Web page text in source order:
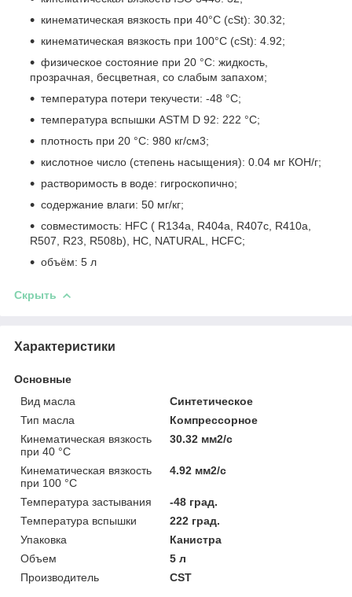
кинематическая вязкость при 40°C (cSt): 30.32;
кинематическая вязкость при 100°C (cSt): 4.92;
физическое состояние при 20 °C: жидкость,
прозрачная, бесцветная, со слабым запахом;
температура потери текучести: -48 °С;
температура вспышки ASTM D 92: 222 °C;
плотность при 20 °С: 980 кг/см3;
кислотное число (степень насыщения): 0.04 мг КОН/г;
растворимость в воде: гигроскопично;
содержание влаги: 50 мг/кг;
совместимость: HFC ( R134a, R404a, R407c, R410a,
R507, R23, R508b), HC, NATURAL, HCFC;
объём: 5 л
Скрыть
Характеристики
Основные
Вид масла
Синтетическое
Тип масла
Компрессорное
Кинематическая вязкость
при 40 °С
30.32 мм2/с
Кинематическая вязкость
при 100 °С
4.92 мм2/с
Температура застывания
-48 град.
Температура вспышки
222 град.
Упаковка
Канистра
Объем
5 л
Производитель
CST